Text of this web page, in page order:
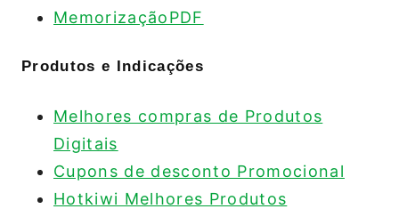
MemorizaçãoPDF
Produtos e Indicações
Melhores compras de Produtos
Digitais
Cupons de desconto Promocional
Hotkiwi Melhores Produtos